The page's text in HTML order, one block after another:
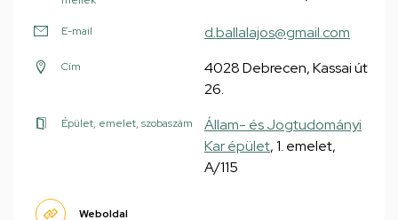
E-mail d.ballalajos@gmail.com
Cím
4028 Debrecen, Kassai út
26.
Épület, emelet, szobaszám
Állam- és Jogtudományi
Kar épület, 1. emelet,
A/115
Weboldal